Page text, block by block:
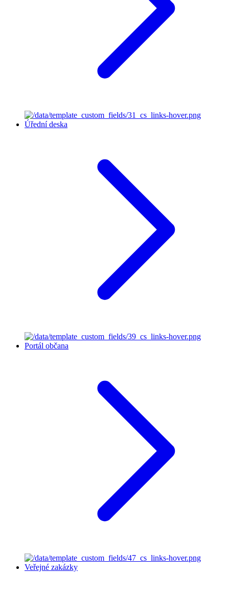
Úřední deska
Portál občana
Veřejné zakázky